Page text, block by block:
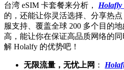
台湾 eSIM 卡套餐来分析，
的，还能让你灵活选择、分享热
服支持、覆盖全球 200 多个目的
高，能让你在保证高品质网络的
解 Holalfy 的优势吧！
无限流量，无忧上网 ：